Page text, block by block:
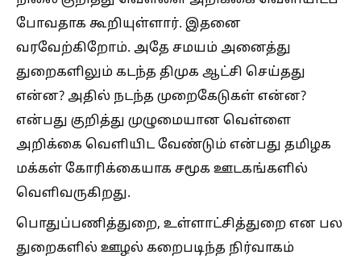
போவதாக கூறியுள்ளார். இதனை
வரவேற்கிறோம். அதே சமயம் அனைத்து
துறைகளிலும் கடந்த திமுக ஆட்சி செய்தது
என்ன? அதில் நடந்த முறைகேடுகள் என்ன?
என்பது குறித்து முழுமையான வெள்ளை
அறிக்கை வெளியிட வேண்டும் என்பது தமிழக
மக்கள் கோரிக்கையாக சமூக ஊடகங்களில்
வெளிவருகிறது.
பொதுப்பணித்துறை, உள்ளாட்சித்துறை என பல
துறைகளில் ஊழல் கறைபடிந்த நிர்வாகம்